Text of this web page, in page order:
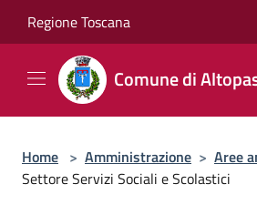
Regione Toscana
Comune di
Home > Amministrazione > Aree
Settore Servizi Sociali e Scolastici